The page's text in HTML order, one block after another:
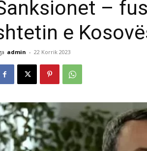
–
e
admin - 22 Korrik 2023